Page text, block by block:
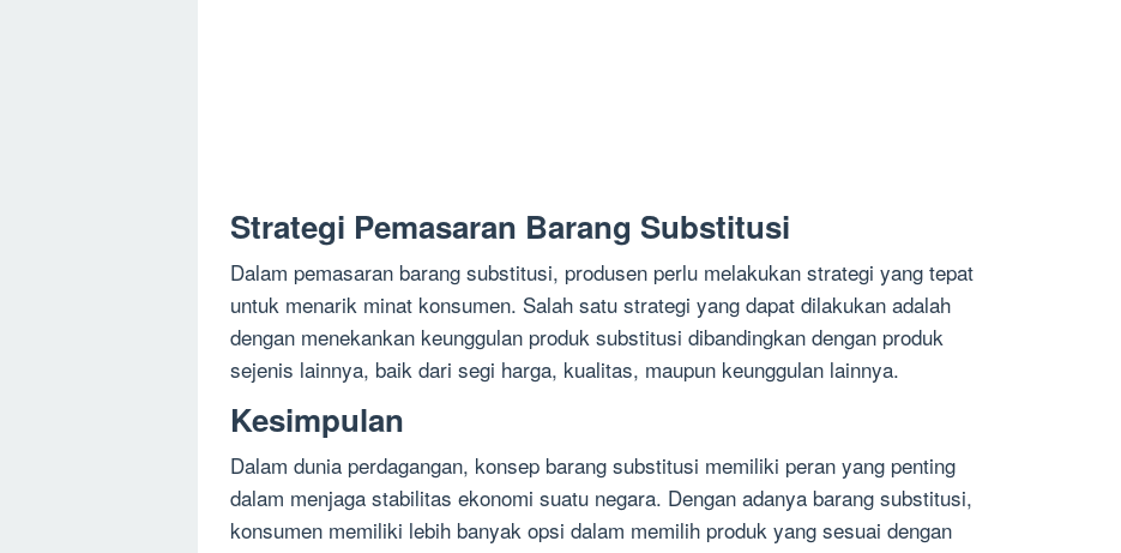
Strategi Pemasaran Barang Substitusi
Dalam pemasaran barang substitusi, produsen perlu melakukan strategi yang tepat
untuk menarik minat konsumen. Salah satu strategi yang dapat dilakukan adalah
dengan menekankan keunggulan produk substitusi dibandingkan dengan produk
sejenis lainnya, baik dari segi harga, kualitas, maupun keunggulan lainnya.
Kesimpulan
Dalam dunia perdagangan, konsep barang substitusi memiliki peran yang penting
dalam menjaga stabilitas ekonomi suatu negara. Dengan adanya barang substitusi,
konsumen memiliki lebih banyak opsi dalam memilih produk yang sesuai dengan